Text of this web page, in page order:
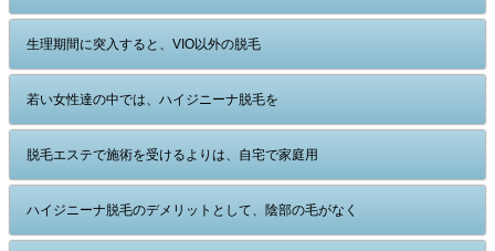
生理期間に突入すると、VIO以外の脱毛
若い女性達の中では、ハイジニーナ脱毛を
脱毛エステで施術を受けるよりは、自宅で家庭用
ハイジニーナ脱毛のデメリットとして、陰部の毛がなく